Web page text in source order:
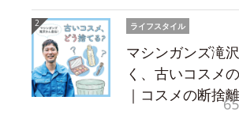
ライフスタイル
マシンガンズ滝
く、古いコスメ
｜コスメの断捨